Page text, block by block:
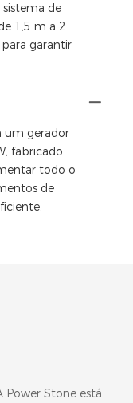
de
1,5 m a 2
garantir
um gerador
fabricado
todo o
de
Power Stone está